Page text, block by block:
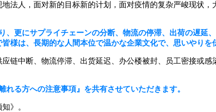
法人，面对新的目标新的计划，面对疫情的复杂严峻现状
、更にサプライチェーンの分断、物流の停滞、出荷の遅延
様は、長期的な人間本位で温かな企業文化で、思いやりを
链中断、物流停滞、出货延迟、办公楼被封、员工密接或
る方への注意事項』を共有させていただきます。
》。